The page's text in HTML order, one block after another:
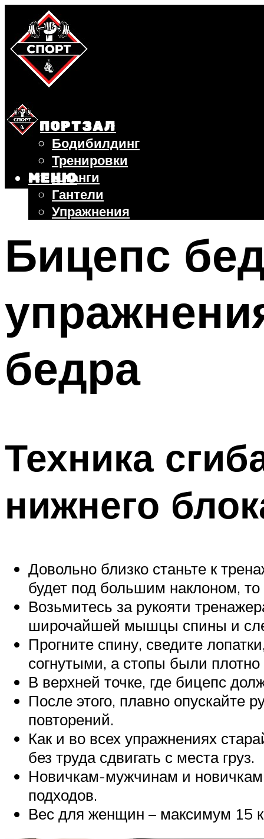
СПОРТЗАЛ
Бодибилдинг
Тренировки
Штанги
Гантели
Упражнения
БЕГ
ВЕЛОСИПЕД
ПОХУДЕНИЕ
МЕНЮ
МЕНЮ
Бицепс
бедра
Техника
нижнего
Довольно близко станьте к
будет под большим наклоном,
Возьмитесь за рукояти
широчайшей мышцы спины и
Прогните спину, сведите
согнутыми, а стопы были
В верхней точке, где бицепс
После этого, плавно опускайте
повторений.
Как и во всех упражнениях
без труда сдвигать с места груз.
Новичкам-мужчинам и
подходов.
Вес для женщин – максимум 15